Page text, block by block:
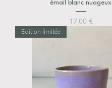
émail blanc nuageux
Prix
17,00 €
Edition limitée